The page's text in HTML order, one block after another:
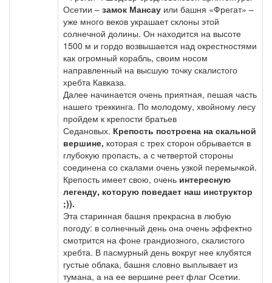
Осетии – замок Мансау или башня «Фрегат» –
уже много веков украшает склоны этой
солнечной долины. Он находится на высоте
1500 м и гордо возвышается над окрестностями
как огромный корабль, своим носом
направленный на высшую точку скалистого
хребта Кавказа.
Далее начинается очень приятная, пешая часть
нашего треккинга. По молодому, хвойному лесу
пройдем к крепости братьев
Седановых. Крепость построена на скальной
вершине, которая с трех сторон обрывается в
глубокую пропасть, а с четвертой стороны
соединена со скалами очень узкой перемычкой.
Крепость имеет свою, очень интересную
легенду, которую поведает наш инструктор
;)).
Эта старинная башня прекрасна в любую
погоду: в солнечный день она очень эффектно
смотрится на фоне грандиозного, скалистого
хребта. В пасмурный день вокруг нее клубятся
густые облака, башня словно выплывает из
тумана, а на ее вершине реет флаг Осетии.